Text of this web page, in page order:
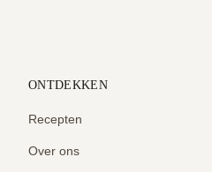
ONTDEKKEN
Recepten
Over ons